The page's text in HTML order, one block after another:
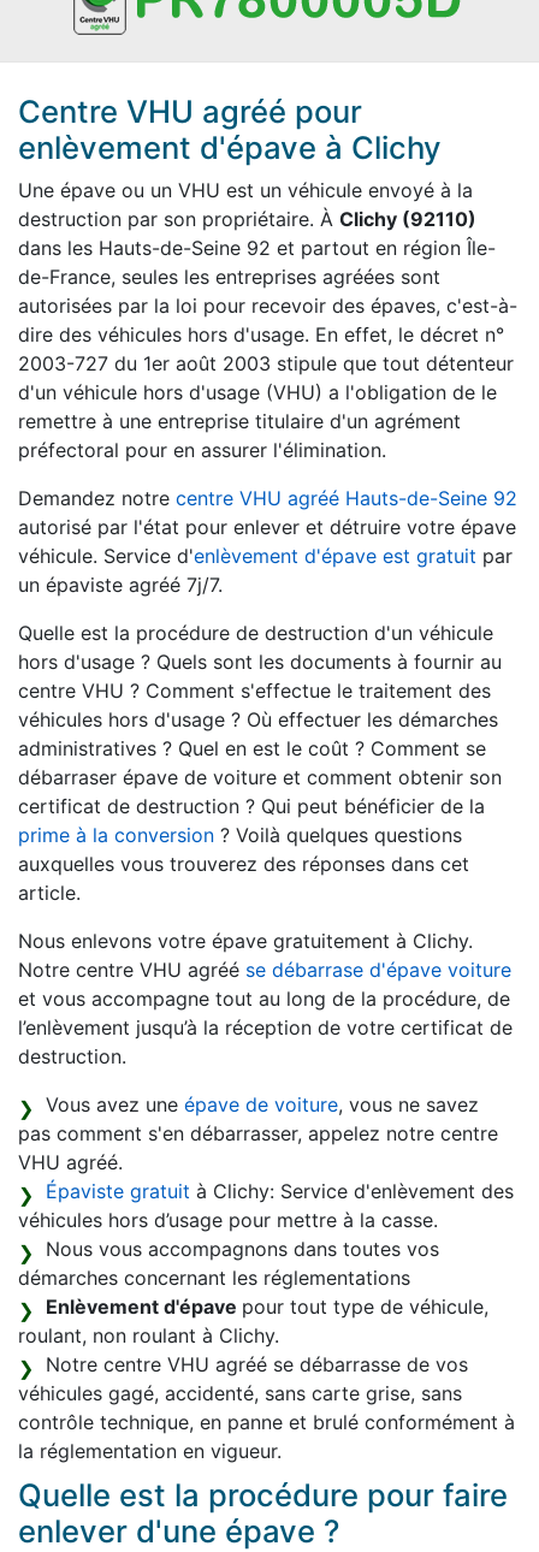
Centre VHU agréé pour
enlèvement d'épave à Clichy
Une épave ou un VHU est un véhicule envoyé à la
destruction par son propriétaire. À Clichy (92110)
dans les Hauts-de-Seine 92 et partout en région Île-
de-France, seules les entreprises agréées sont
autorisées par la loi pour recevoir des épaves, c'est-à-
dire des véhicules hors d'usage. En effet, le décret n°
2003-727 du 1er août 2003 stipule que tout détenteur
d'un véhicule hors d'usage (VHU) a l'obligation de le
remettre à une entreprise titulaire d'un agrément
préfectoral pour en assurer l'élimination.
Demandez notre centre VHU agréé Hauts-de-Seine 92
autorisé par l'état pour enlever et détruire votre épave
véhicule. Service d'enlèvement d'épave est gratuit par
un épaviste agréé 7j/7.
Quelle est la procédure de destruction d'un véhicule
hors d'usage ? Quels sont les documents à fournir au
centre VHU ? Comment s'effectue le traitement des
véhicules hors d'usage ? Où effectuer les démarches
administratives ? Quel en est le coût ? Comment se
débarraser épave de voiture et comment obtenir son
certificat de destruction ? Qui peut bénéficier de la
prime à la conversion ? Voilà quelques questions
auxquelles vous trouverez des réponses dans cet
article.
Nous enlevons votre épave gratuitement à Clichy.
Notre centre VHU agréé se débarrase d'épave voiture
et vous accompagne tout au long de la procédure, de
l’enlèvement jusqu’à la réception de votre certificat de
destruction.
Vous avez une épave de voiture, vous ne savez
pas comment s'en débarrasser, appelez notre centre
VHU agréé.
Épaviste gratuit à Clichy: Service d'enlèvement des
véhicules hors d’usage pour mettre à la casse.
Nous vous accompagnons dans toutes vos
démarches concernant les réglementations
Enlèvement d'épave pour tout type de véhicule,
roulant, non roulant à Clichy.
Notre centre VHU agréé se débarrasse de vos
véhicules gagé, accidenté, sans carte grise, sans
contrôle technique, en panne et brulé conformément à
la réglementation en vigueur.
Quelle est la procédure pour faire
enlever d'une épave ?